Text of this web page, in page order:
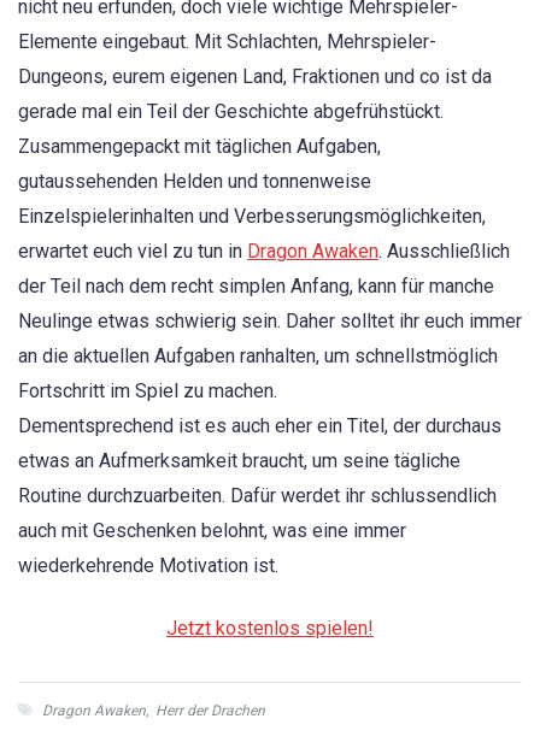
nicht neu erfunden, doch viele wichtige Mehrspieler-
Elemente eingebaut. Mit Schlachten, Mehrspieler-
Dungeons, eurem eigenen Land, Fraktionen und co ist da
gerade mal ein Teil der Geschichte abgefrühstückt.
Zusammengepackt mit täglichen Aufgaben,
gutaussehenden Helden und tonnenweise
Einzelspielerinhalten und Verbesserungsmöglichkeiten,
erwartet euch viel zu tun in Dragon Awaken. Ausschließlich
der Teil nach dem recht simplen Anfang, kann für manche
Neulinge etwas schwierig sein. Daher solltet ihr euch immer
an die aktuellen Aufgaben ranhalten, um schnellstmöglich
Fortschritt im Spiel zu machen.
Dementsprechend ist es auch eher ein Titel, der durchaus
etwas an Aufmerksamkeit braucht, um seine tägliche
Routine durchzuarbeiten. Dafür werdet ihr schlussendlich
auch mit Geschenken belohnt, was eine immer
wiederkehrende Motivation ist.
Jetzt kostenlos spielen!
Dragon Awaken, Herr der Drachen